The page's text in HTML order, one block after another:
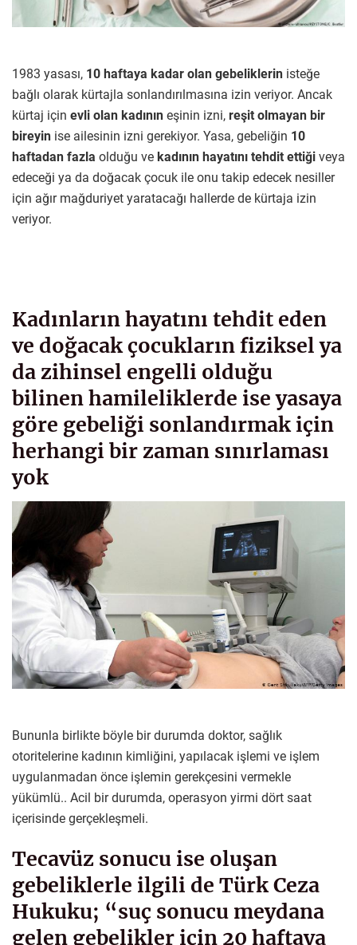
1983 yasası, 10 haftaya kadar olan gebeliklerin isteğe
bağlı olarak kürtajla sonlandırılmasına izin veriyor. Ancak
kürtaj için evli olan kadının eşinin izni, reşit olmayan bir
bireyin ise ailesinin izni gerekiyor. Yasa, gebeliğin 10
haftadan fazla olduğu ve kadının hayatını tehdit ettiği veya
edeceği ya da doğacak çocuk ile onu takip edecek nesiller
için ağır mağduriyet yaratacağı hallerde de kürtaja izin
veriyor.
Kadınların hayatını tehdit eden
ve doğacak çocukların fiziksel ya
da zihinsel engelli olduğu
bilinen hamileliklerde ise yasaya
göre gebeliği sonlandırmak için
herhangi bir zaman sınırlaması
yok
Bununla birlikte böyle bir durumda doktor, sağlık
otoritelerine kadının kimliğini, yapılacak işlemi ve işlem
uygulanmadan önce işlemin gerekçesini vermekle
yükümlü.. Acil bir durumda, operasyon yirmi dört saat
içerisinde gerçekleşmeli.
Tecavüz sonucu ise oluşan
gebeliklerle ilgili de Türk Ceza
Hukuku; “suç sonucu meydana
gelen gebelikler için 20 haftaya